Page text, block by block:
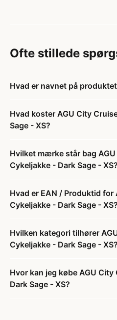
Ofte stillede
Hvad er navnet på
Hvad koster AGU City
Sage - XS?
Hvilket mærke står bag
Cykeljakke - Dark Sage - XS?
Hvad er EAN / Produktid for
Cykeljakke - Dark Sage - XS?
Hvilken kategori tilhører
Cykeljakke - Dark Sage - XS?
Hvor kan jeg købe AGU
Dark Sage - XS?